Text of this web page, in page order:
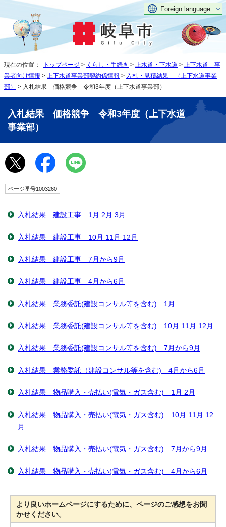
Foreign language
現在の位置： トップページ > くらし・手続き > 上水道・下水道 >
上下水道 事
業者向け情報 > 上下水道事業部契約係情報 > 入札・見積結果 （上下水道事業
部）
> 入札結果 価格競争 令和3年度（上下水道事業部）
入札結果 価格競争 令和3年度（上下水道
事業部）
ページ番号1003260
入札結果 建設工事 1月 2月 3月
入札結果 建設工事 10月 11月 12月
入札結果 建設工事 7月から9月
入札結果 建設工事 4月から6月
入札結果 業務委託(建設コンサル等を含む) 1月
入札結果 業務委託(建設コンサル等を含む) 10月 11月 12月
入札結果 業務委託(建設コンサル等を含む) 7月から9月
入札結果 業務委託（建設コンサル等を含む) 4月から6月
入札結果 物品購入・売払い(電気・ガス含む) 1月 2月
入札結果 物品購入・売払い(電気・ガス含む) 10月 11月 12
月
入札結果 物品購入・売払い(電気・ガス含む) 7月から9月
入札結果 物品購入・売払い(電気・ガス含む) 4月から6月
より良いホームページにするために、ページのご感想をお聞
かせください。